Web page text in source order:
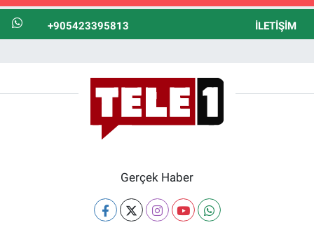
+905423395813 İLETIŞIM
Gerçek Haber